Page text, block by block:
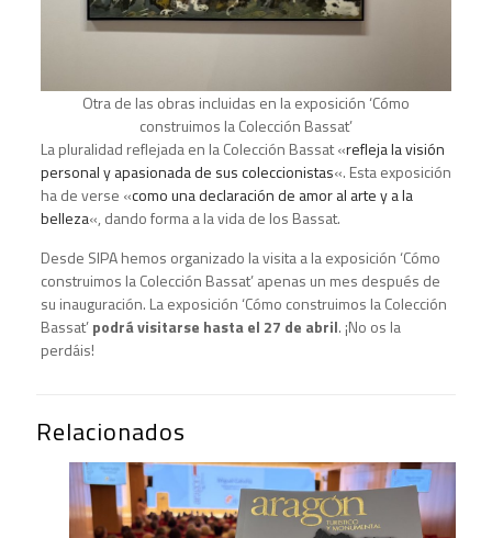
Otra de las obras incluidas en la exposición ‘Cómo
construimos la Colección Bassat’
La pluralidad reflejada en la Colección Bassat «refleja la visión
personal y apasionada de sus coleccionistas«. Esta exposición
ha de verse «como una declaración de amor al arte y a la
belleza«, dando forma a la vida de los Bassat.
Desde SIPA hemos organizado la visita a la exposición ‘Cómo
construimos la Colección Bassat’ apenas un mes después de
su inauguración. La exposición ‘Cómo construimos la Colección
Bassat’podrá visitarse hasta el 27 de abril. ¡No os la
perdáis!
Relacionados